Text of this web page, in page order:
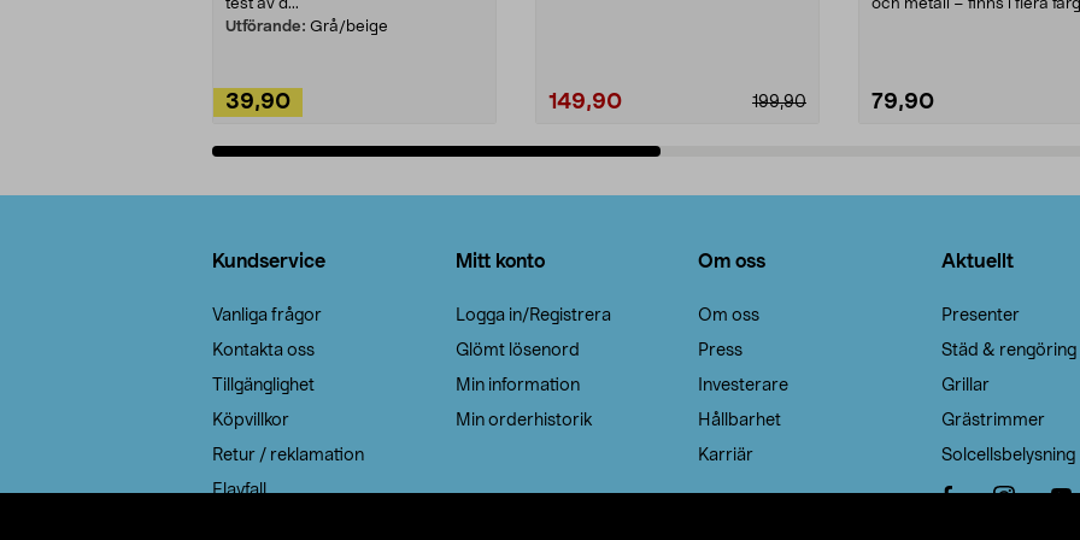
test av d...
Utförande: Grå/beige
39,90 199,90
149,90
och metall – finns i flera
79,90
Kundservice
Vanliga frågor
Kontakta oss
Tillgänglighet
Köpvillkor
Retur / reklamation
Elavfall
Mitt konto
Logga in/Registrera
Glömt lösenord
Min information
Min orderhistorik
Om oss
Om oss
Press
Investerare
Hållbarhet
Karriär
Aktuellt
Presenter
Städ & rengöring
Grillar
Grästrimmer
Solcellsbelysning